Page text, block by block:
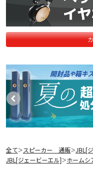
全て＞ スピーカー 通販＞JBL[
JBL[ジェービーエル]＞ホームシ